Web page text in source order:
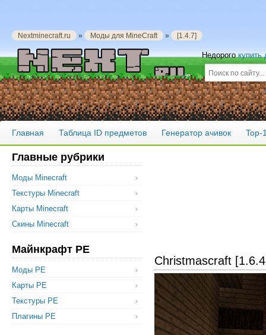
Nextminecraft.ru » Моды для MineCraft » [1.4.7]
Недорогокупить
Главная Таблица ID предметов Генератор ачивок Top-
Главные рубрики
Моды Minecraft
Текстуры Minecraft
Карты Minecraft
Скины Minecraft
Майнкрафт PE
Моды PE
Карты PE
Текстуры PE
Плагины PE
Christmascraft